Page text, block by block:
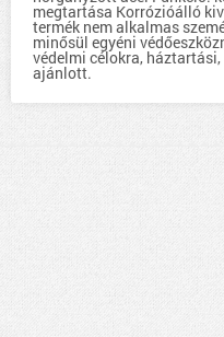
megtartása Korrózióálló
termék nem alkalmas
minősül egyéni
védelmi célokra,
ajánlott.